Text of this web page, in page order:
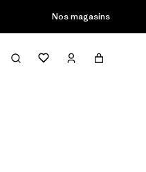
Nos magasins